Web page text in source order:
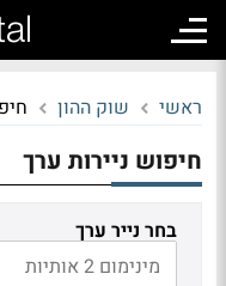
ראשי שוק ההון
חיפוש ניירות ערך
בחר נייר ערך